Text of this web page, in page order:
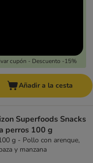
cupón - Descuento -15%
Añadir a la cesta
Superfoods Snacks
perros 100 g
g - Pollo con arenque,
y manzana